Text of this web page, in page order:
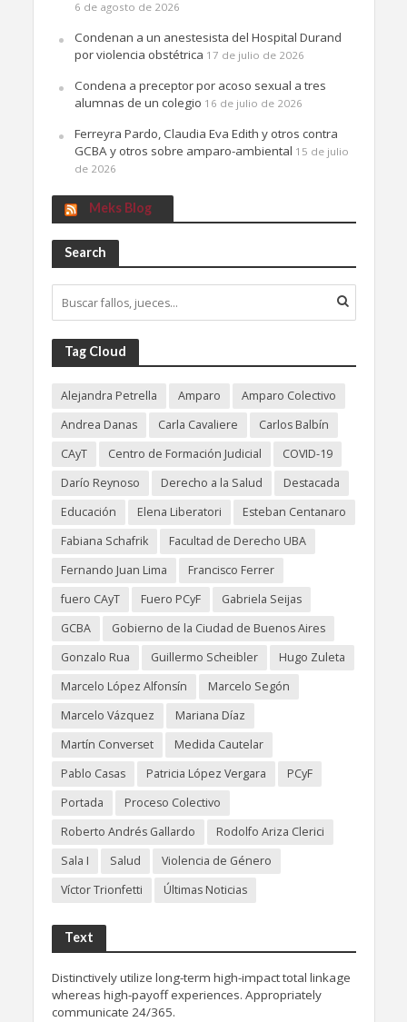
6 de agosto de 2026
Condenan a un anestesista del Hospital Durand
por violencia obstétrica 17 de julio de 2026
Condena a preceptor por acoso sexual a tres
alumnas de un colegio 16 de julio de 2026
Ferreyra Pardo, Claudia Eva Edith y otros contra
GCBA y otros sobre amparo-ambiental 15 de julio
de 2026
Meks Blog
Search
Tag Cloud
Alejandra Petrella Amparo
Amparo Colectivo
Andrea Danas
Carla Cavaliere
Carlos Balbín
CAyT
Centro de Formación Judicial
COVID-19
Darío Reynoso
Derecho a la Salud
Destacada
Educación
Elena Liberatori
Esteban Centanaro
Fabiana Schafrik
Facultad de Derecho UBA
Fernando Juan Lima
Francisco Ferrer
fuero CAyT
Fuero PCyF
Gabriela Seijas
GCBA
Gobierno de la Ciudad de Buenos Aires
Gonzalo Rua
Guillermo Scheibler
Hugo Zuleta
Marcelo López Alfonsín
Marcelo Segón
Marcelo Vázquez
Mariana Díaz
Martín Converset
Medida Cautelar
Pablo Casas
Patricia López Vergara
PCyF
Portada
Proceso Colectivo
Roberto Andrés Gallardo
Rodolfo Ariza Clerici
Sala I
Salud
Violencia de Género
Víctor Trionfetti
Últimas Noticias
Text
Distinctively utilize long-term high-impact total linkage
whereas high-payoff experiences. Appropriately
communicate 24/365.